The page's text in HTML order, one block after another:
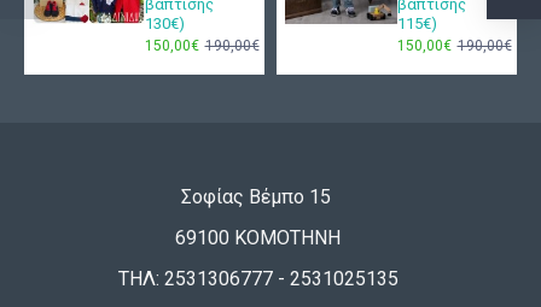
βάπτισης
130€)
150,00€ 190,00€
βάπτισης
115€)
150,00€ 190,00€
Σοφίας Βέμπο 15
69100 ΚΟΜΟΤΗΝΗ
ΤΗΛ: 2531306777 - 2531025135